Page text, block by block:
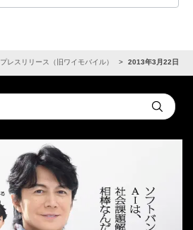
プレスリリース（旧ワイモバイル） 2013年3月22日
Submit